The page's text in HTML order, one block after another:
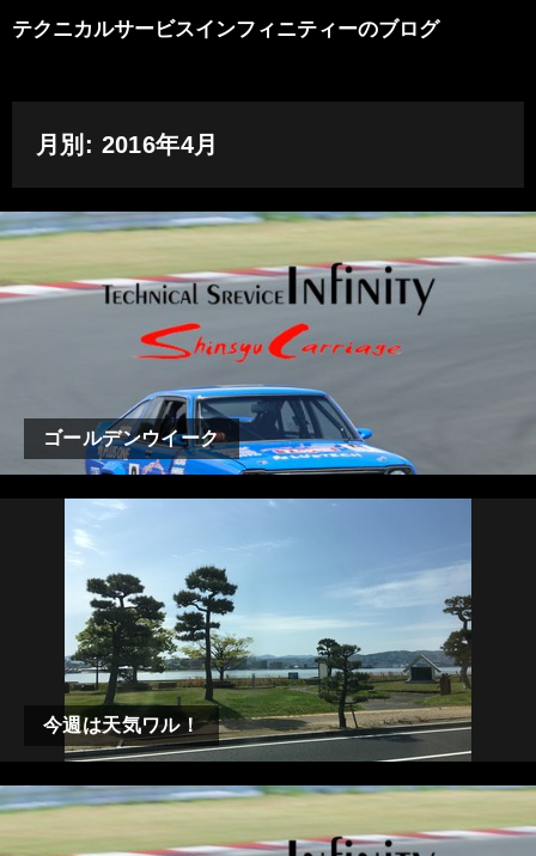
テクニカルサービスインフィニティーのブログ
月別: 2016年4月
ゴールデンウイーク
今週は天気ワル！